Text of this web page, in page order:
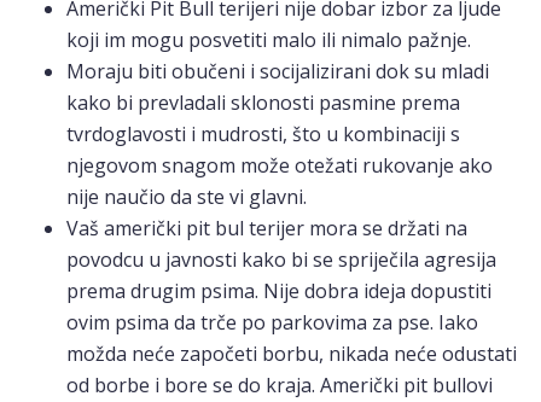
Američki Pit Bull terijeri nije dobar izbor za ljude
koji im mogu posvetiti malo ili nimalo pažnje.
Moraju biti obučeni i socijalizirani dok su mladi
kako bi prevladali sklonosti pasmine prema
tvrdoglavosti i mudrosti, što u kombinaciji s
njegovom snagom može otežati rukovanje ako
nije naučio da ste vi glavni.
Vaš američki pit bul terijer mora se držati na
povodcu u javnosti kako bi se spriječila agresija
prema drugim psima. Nije dobra ideja dopustiti
ovim psima da trče po parkovima za pse. Iako
možda neće započeti borbu, nikada neće odustati
od borbe i bore se do kraja. Američki pit bullovi